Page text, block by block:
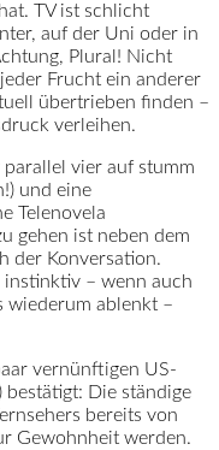
TV ist schlicht
auf der Uni oder in
Plural! Nicht
Frucht ein anderer
übertrieben finden –
verleihen.
vier auf stumm
und eine
Telenovela
gehen ist neben dem
der Konversation.
instinktiv – wenn auch
wiederum ablenkt –
vernünftigen US-
bestätigt: Die ständige
bereits von
Gewohnheit werden.